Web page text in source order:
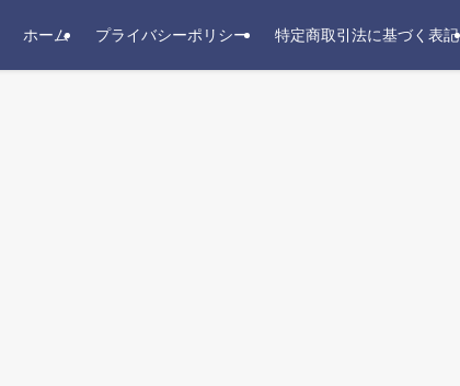
ホーム プライバシーポリシー 特定商取引法に基づく表記